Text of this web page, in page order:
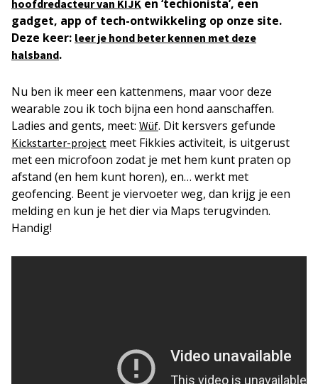
hoofdredacteur van KIJK en ‘techionista’, een
gadget, app of tech-ontwikkeling op onze site.
Deze keer: leer je hond beter kennen met deze
halsband.
Nu ben ik meer een kattenmens, maar voor deze
wearable zou ik toch bijna een hond aanschaffen.
Ladies and gents, meet: Wüf. Dit kersvers gefunde
Kickstarter-project meet Fikkies activiteit, is uitgerust
met een microfoon zodat je met hem kunt praten op
afstand (en hem kunt horen), en… werkt met
geofencing. Beent je viervoeter weg, dan krijg je een
melding en kun je het dier via Maps terugvinden.
Handig!